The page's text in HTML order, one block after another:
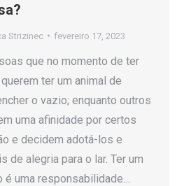
Strizinec fevereiro 17, 2023
que no momento de ter
ter um animal de
o vazio; enquanto outros
uma afinidade por certos
e decidem adotá-los e
de alegria para o lar. Ter um
uma responsabilidade…